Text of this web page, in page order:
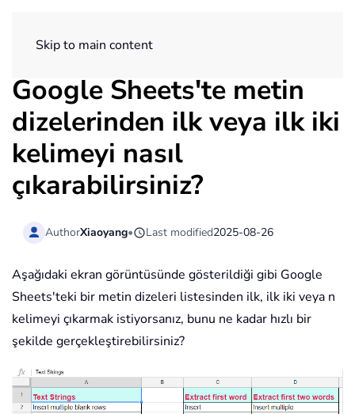
Skip to main content
Google Sheets'te metin
dizelerinden ilk veya ilk iki
kelimeyi nasıl
çıkarabilirsiniz?
AuthorXiaoyang• Last modified2025-08-26
Aşağıdaki ekran görüntüsünde gösterildiği gibi Google
Sheets'teki bir metin dizeleri listesinden ilk, ilk iki veya n
kelimeyi çıkarmak istiyorsanız, bunu ne kadar hızlı bir
şekilde gerçekleştirebilirsiniz?